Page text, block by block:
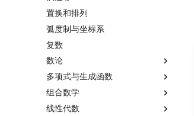
置换和排列
弧度制与坐标系
复数
数论
数论基础
模算术简介
素数
多项式与生成函数
多项式与生成函数简介
代数基本定理
组合数学
排列组合
线性代数